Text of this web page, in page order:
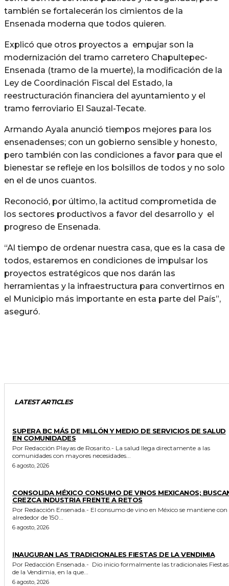
también se fortalecerán los cimientos de la
Ensenada moderna que todos quieren.
Explicó que otros proyectos a empujar son la
modernización del tramo carretero Chapultepec-
Ensenada (tramo de la muerte), la modificación de la
Ley de Coordinación Fiscal del Estado, la
reestructuración financiera del ayuntamiento y el
tramo ferroviario El Sauzal-Tecate.
Armando Ayala anunció tiempos mejores para los
ensenadenses; con un gobierno sensible y honesto,
pero también con las condiciones a favor para que el
bienestar se refleje en los bolsillos de todos y no solo
en el de unos cuantos.
Reconoció, por último, la actitud comprometida de
los sectores productivos a favor del desarrollo y el
progreso de Ensenada.
“Al tiempo de ordenar nuestra casa, que es la casa de
todos, estaremos en condiciones de impulsar los
proyectos estratégicos que nos darán las
herramientas y la infraestructura para convertirnos en
el Municipio más importante en esta parte del País”,
aseguró.
LATEST ARTICLES
SUPERA BC MÁS DE MILLÓN Y MEDIO DE SERVICIOS DE SALUD
EN COMUNIDADES
Por Redacción Playas de Rosarito.- La salud llega directamente a las
comunidades con mayores necesidades...
6 agosto, 2026
CONSOLIDA MÉXICO CONSUMO DE VINOS MEXICANOS;
CREZCA INDUSTRIA FRENTE A RETOS
Por Redacción Ensenada.- El consumo de vino en México se mantiene con
alrededor de 150...
6 agosto, 2026
INAUGURAN LAS TRADICIONALES FIESTAS DE LA VENDIMIA
Por Redacción Ensenada.- Dio inicio formalmente las tradicionales Fiestas
de la Vendimia, en la que...
6 agosto, 2026